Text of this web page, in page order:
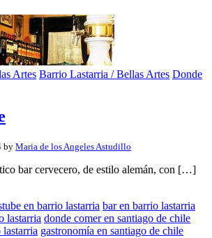
Artes Barrio Lastarria / Bellas Artes Donde
by Maria de los Angeles Astudillo
bar cervecero, de estilo alemán, con […]
en barrio lastarria bar en barrio lastarria
lastarria donde comer en santiago de chile
lastarria gastronomía en santiago de chile